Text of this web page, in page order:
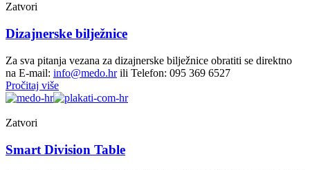
Zatvori
Dizajnerske bilježnice
Za sva pitanja vezana za dizajnerske bilježnice obratiti se direktno
na E-mail: info@medo.hrili Telefon: 095 369 6527
Pročitaj više
Zatvori
Smart Division Table